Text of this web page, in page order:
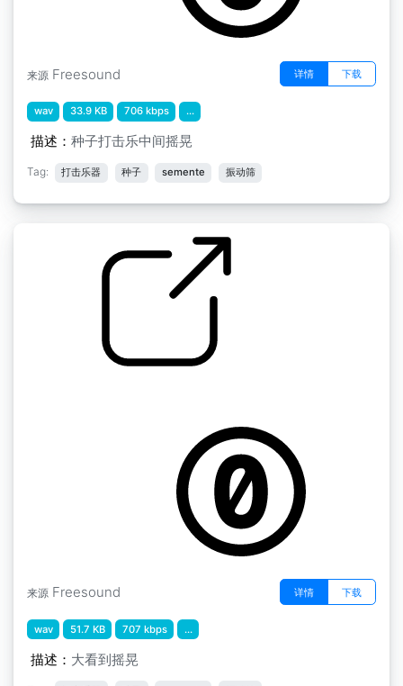
来源 Freesound 详情 下载
wav 33.9 KB 706 kbps ...
描述： 种子打击乐中间摇晃
Tag: 打击乐器 种子 semente 振动筛
来源 Freesound 详情 下载
wav 51.7 KB 707 kbps ...
描述： 大看到摇晃